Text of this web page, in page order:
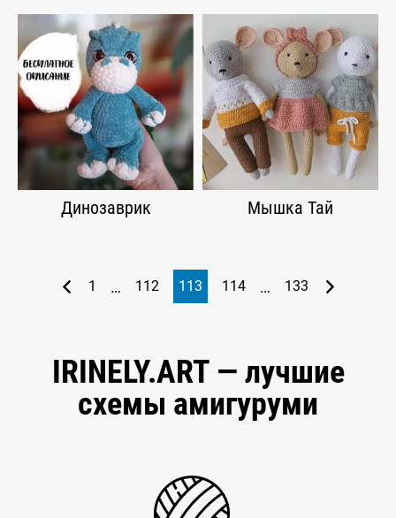
Динозаврик Мышка Тай
1 … 112 113 114 … 133
IRINELY.ART — лучшие
схемы амигуруми